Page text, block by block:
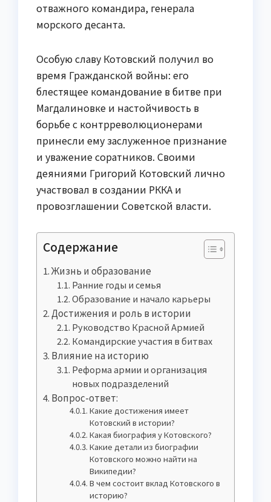
отважного командира, генерала
морского десанта.
Особую славу Котовский получил во
время Гражданской войны: его
блестящее командование в битве при
Магдалиновке и настойчивость в
борьбе с контрреволюционерами
принесли ему заслуженное признание
и уважение соратников. Своими
деяниями Григорий Котовский лично
участвовал в создании РККА и
провозглашении Советской власти.
Содержание
Жизнь и образование
Ранние годы и семья
Образование и начало карьеры
Достижения и роль в истории
Руководство Красной Армией
Командирские участия в битвах
Влияние на историю
Реформа армии и организация
новых подразделений
Вопрос-ответ:
Какие достижения имеет
Котовский в истории?
Какая биография у Котовского?
Какие детали из биографии
Котовского можно найти на
Википедии?
В чем состоит вклад Котовского в
историю?